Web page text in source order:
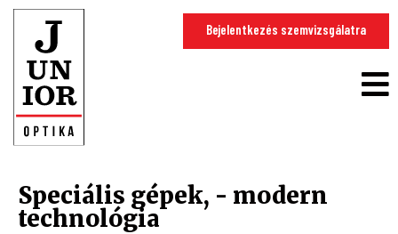
Bejelentkezés szemvizsgálatra
Speciális gépek, - modern
technológia